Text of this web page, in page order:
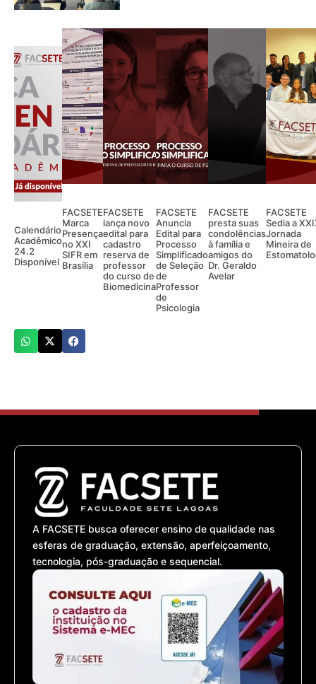
Calendário
Acadêmico
24.2
Disponível
FACSETE
Marca
Presença
no XXI
SIFR em
Brasília
FACSETE
lança novo
edital para
cadastro
reserva de
professor
do curso de
Biomedicina
FACSETE
Anuncia
Edital para
Processo
Simplificado
de Seleção
de
Professor
de
Psicologia
FACSETE
presta suas
condolências
à família e
amigos do
Dr. Geraldo
Avelar
FACSETE
Sedia a
Jornada
Mineira de
A FACSETE busca oferecer ensino de qualidade nas
esferas de graduação, extensão, aperfeiçoamento,
tecnologia, pós-graduação e sequencial.